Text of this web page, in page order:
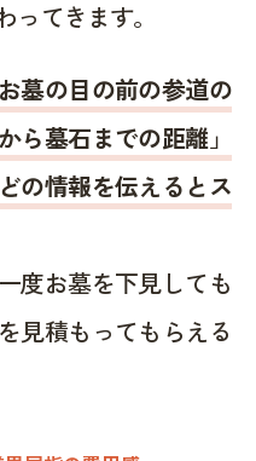
てきます。
墓の目の前の参道の
ら墓石までの距離」
の情報を伝えるとス
度お墓を下見しても
見積もってもらえる